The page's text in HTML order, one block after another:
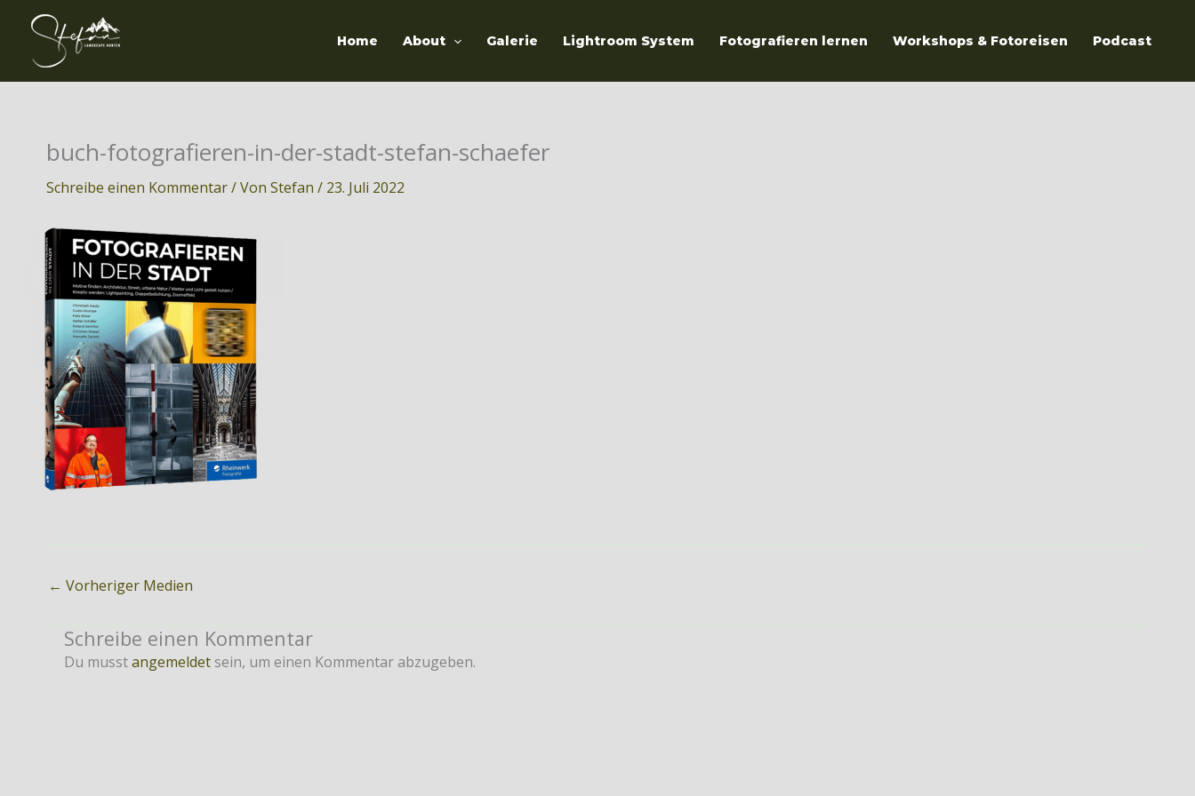
Inhalt
springen
Home About Galerie Lightroom System Fotografieren lernen Workshops & Fotoreisen Podcast
buch-fotografieren-in-der-stadt-stefan-schaefer
Schreibe einen Kommentar/ Von Stefan / 23. Juli 2022
← Vorheriger Medien
Schreibe einen Kommentar
Du musstangemeldet sein, um einen Kommentar abzugeben.